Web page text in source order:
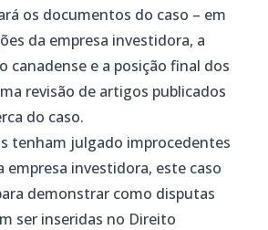
os documentos do caso – em
da empresa investidora, a
canadense e a posição final dos
revisão de artigos publicados
do caso.
tenham julgado improcedentes
empresa investidora, este caso
demonstrar como disputas
ser inseridas no Direito